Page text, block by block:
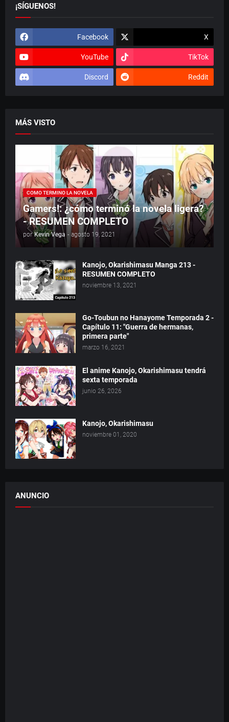
¡SÍGUENOS!
Facebook X
YouTube TikTok
Discord Reddit
MÁS VISTO
COMO TERMINO LA NOVELA
Gamers!: ¿cómo terminó la novela ligera?
- RESUMEN COMPLETO
por Kevin Vega - agosto 19, 2021
Kanojo, Okarishimasu Manga 213 -
RESUMEN COMPLETO
noviembre 13, 2021
Go-Toubun no Hanayome Temporada 2 -
Capítulo 11: "Guerra de hermanas,
primera parte"
marzo 16, 2021
El anime Kanojo, Okarishimasu tendrá
sexta temporada
junio 26, 2026
Kanojo, Okarishimasu
noviembre 01, 2020
ANUNCIO